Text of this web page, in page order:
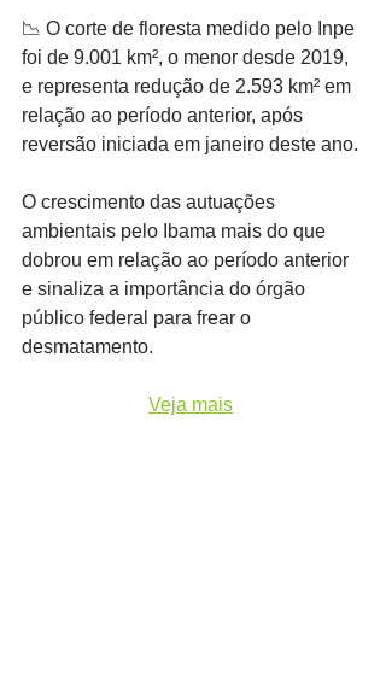
📉 O corte de floresta medido pelo Inpe
foi de 9.001 km², o menor desde 2019,
e representa redução de 2.593 km² em
relação ao período anterior, após
reversão iniciada em janeiro deste ano.
O crescimento das autuações
ambientais pelo Ibama mais do que
dobrou em relação ao período anterior
e sinaliza a importância do órgão
público federal para frear o
desmatamento.
Veja mais